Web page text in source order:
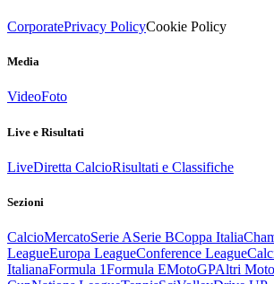
CorporatePrivacy PolicyCookie Policy
Media
VideoFoto
Live e Risultati
LiveDiretta CalcioRisultati e Classifiche
Sezioni
CalcioMercatoSerie ASerie BCoppa Italia
LeagueEuropa LeagueConference League
ItalianaFormula 1Formula EMotoGPAltri